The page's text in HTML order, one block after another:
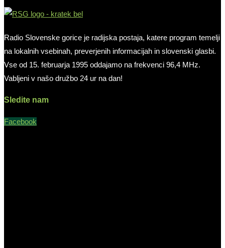
Radio Slovenske gorice je radijska postaja, katere program temelji
na lokalnih vsebinah, preverjenih informacijah in slovenski glasbi.
Vse od 15. februarja 1995 oddajamo na frekvenci 96,4 MHz.
Vabljeni v našo družbo 24 ur na dan!
Sledite nam
Facebook